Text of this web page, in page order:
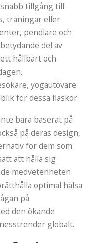
tillgång till
träningar eller
pendlare och
del av
hållbart och
yogautövare
för dessa flaskor.
bara baserat på
på deras design,
för dem som
att hålla sig
medvetenheten
optimal hälsa
på
den ökande
globalt.